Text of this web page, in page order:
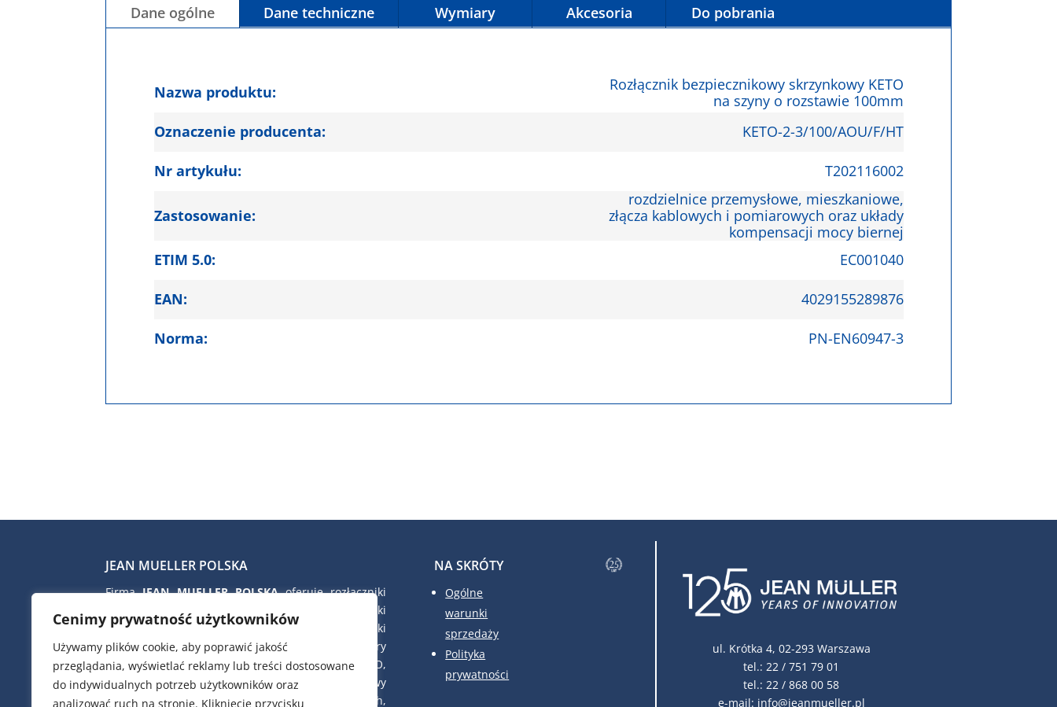
Cenimy prywatność użytkowników
Używamy plików cookie, aby poprawić jakość
przeglądania, wyświetlać reklamy lub treści dostosowane
do indywidualnych potrzeb użytkowników oraz
analizować ruch na stronie. Kliknięcie przycisku
Dane ogólne Dane techniczne Wymiary Akcesoria Do pobrania
Nazwa produktu:
Rozłącznik bezpiecznikowy skrzynkowy KETO
na szyny o rozstawie 100mm
Oznaczenie producenta:
KETO-2-3/100/AOU/F/HT
Nr artykułu: T202116002
Zastosowanie:
rozdzielnice przemysłowe, mieszkaniowe,
złącza kablowych i pomiarowych oraz układy
kompensacji mocy biernej
ETIM 5.0:
EC001040
EAN: 4029155289876
Norma: PN-EN60947-3
JEAN MUELLER POLSKA
FirmaJEAN MUELLER POLSKAoferuje rozłączniki
bezpiecznikowe skrzynkowe i listwowe, rozłączniki
izolacyjne, wkładki topikowe nn i SN, ograniczniki
przepięć nn firmy CITEL, kondensatory
kompensacyjne i dławiki filtrujące firmy FRAKO,
zaciski przyłączeniowe i TRAFO, obudowy
poliestrowe do złącz kablowych i pomiarowych,
NA SKRÓTY
Ogólne
warunki
sprzedaży
Polityka
prywatności
ul. Krótka 4, 02-293 Warszawa
tel.:22 / 751 79 01
tel.:22 / 868 00 58
e-mail: info@jeanmueller.pl